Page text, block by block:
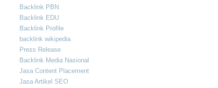
Backlink PBN
Backlink EDU
Backlink Profile
backlink wikipedia
Press Release
Backlink Media Nasional
Jasa Content Placement
Jasa Artikel SEO